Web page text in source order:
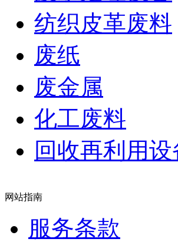
纺织皮革废料
废纸
废金属
化工废料
回收再利用设
网站指南
服务条款